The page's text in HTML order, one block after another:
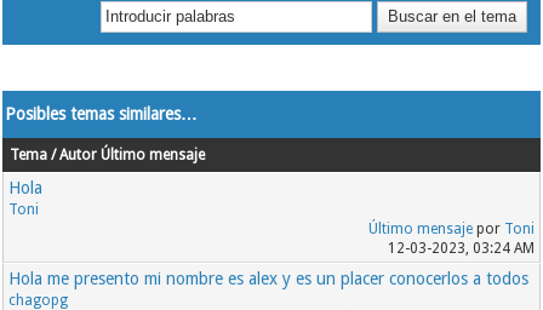
Posibles temas similares…
Tema / Autor Último mensaje
Hola
Toni
Último mensajepor Toni
12-03-2023, 03:24 AM
Hola me presento mi nombre es alex y es un placer conocerlos a todos
chagopg